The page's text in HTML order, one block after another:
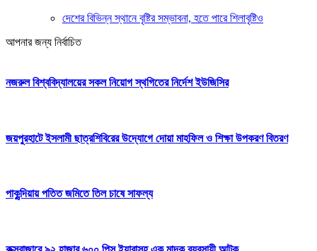
দেশের বিভিন্ন স্থানে বৃষ্টির সম্ভাবনা, হতে পারে শিলাবৃষ্টিও
আপনার জন্য নির্বাচিত
নজরুল বিশ্ববিদ্যালয়ের সকল নিয়োগ স্থগিতের নির্দেশ ইউজিসির
জয়পুরহাটে ইসলামী ছাত্রশিবিরের উদ্যোগে দোয়া মাহফিল ও শিক্ষা উপকরণ বিতরণ
পাকুন্দিয়ায় পতিত জমিতে তিল চাষে সাফল্য